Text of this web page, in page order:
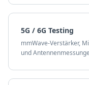
5G / 6G Testing
mmWave-Verstärker,
und